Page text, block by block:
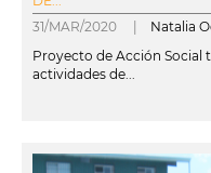
31/MAR/2020 | Natalia
Proyecto de Acción Social
actividades de...